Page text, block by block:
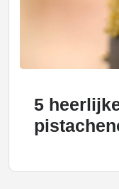
5